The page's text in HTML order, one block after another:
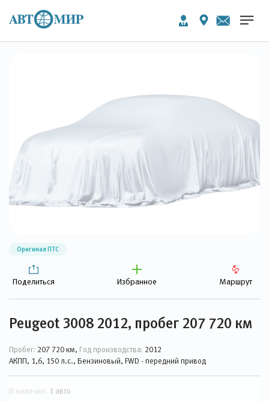
Оригинал ПТС
Поделиться Избранное Маршрут
Peugeot 3008 2012, пробег 207 720 км
Пробег: 207 720 км, Год производства: 2012
АКПП, 1,6, 150 л.с., Бензиновый, FWD - передний привод
В наличии: 1 авто